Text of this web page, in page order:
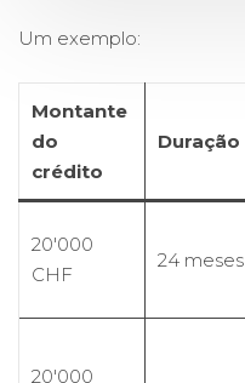
Um exemplo:
Montante
do
crédito
Duração
20'000
CHF
24 meses
20'000